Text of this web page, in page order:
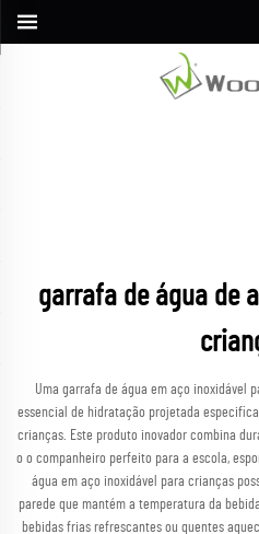
garrafa de água de
Uma garrafa de água em aço inoxidável
essencial de hidratação projetada
crianças. Este produto inovador combina
o o companheiro perfeito para a escola,
água em aço inoxidável para crianças
parede que mantém a temperatura da
bebidas frias refrescantes ou quentes